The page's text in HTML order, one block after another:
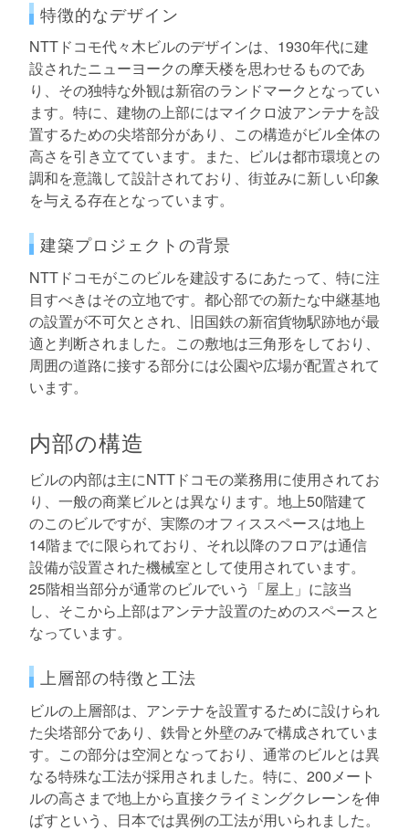
特徴的なデザイン
NTTドコモ代々木ビルのデザインは、1930年代に建
設されたニューヨークの摩天楼を思わせるものであ
り、その独特な外観は新宿のランドマークとなってい
ます。特に、建物の上部にはマイクロ波アンテナを設
置するための尖塔部分があり、この構造がビル全体の
高さを引き立てています。また、ビルは都市環境との
調和を意識して設計されており、街並みに新しい印象
を与える存在となっています。
建築プロジェクトの背景
NTTドコモがこのビルを建設するにあたって、特に注
目すべきはその立地です。都心部での新たな中継基地
の設置が不可欠とされ、旧国鉄の新宿貨物駅跡地が最
適と判断されました。この敷地は三角形をしており、
周囲の道路に接する部分には公園や広場が配置されて
います。
内部の構造
ビルの内部は主にNTTドコモの業務用に使用されてお
り、一般の商業ビルとは異なります。地上50階建て
のこのビルですが、実際のオフィススペースは地上
14階までに限られており、それ以降のフロアは通信
設備が設置された機械室として使用されています。
25階相当部分が通常のビルでいう「屋上」に該当
し、そこから上部はアンテナ設置のためのスペースと
なっています。
上層部の特徴と工法
ビルの上層部は、アンテナを設置するために設けられ
た尖塔部分であり、鉄骨と外壁のみで構成されていま
す。この部分は空洞となっており、通常のビルとは異
なる特殊な工法が採用されました。特に、200メート
ルの高さまで地上から直接クライミングクレーンを伸
ばすという、日本では異例の工法が用いられました。